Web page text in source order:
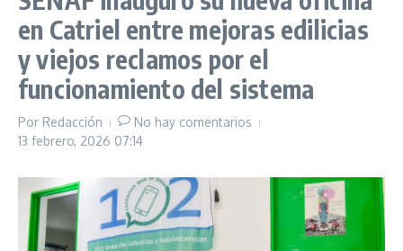
en Catriel entre mejoras edilicias
y viejos reclamos por el
funcionamiento del sistema
Por Redacción
No hay comentarios
13 febrero, 2026 07:14